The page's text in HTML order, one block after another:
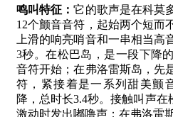
鸣叫特征：它的歌声是在科莫
12个颤音音符，起始两个短而
上滑的响亮哨音和一串相当
3秒。在松巴岛，是一段下降
音符开始；在弗洛雷斯岛，先
符，紧接着是一系列甜美颤
降，总时长3.4秒。接触叫声在
激动时发出嘟噜声；在弗洛雷